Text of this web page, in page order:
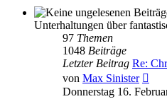
Unterhaltungen über
97 Themen
1048 Beiträge
Letzter Beitrag Re:
von Max Sinister
Donnerstag 16.